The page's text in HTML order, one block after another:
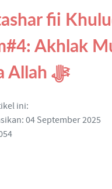
fii
Akhlak
kepada Allah ﷻ
ini:
04 September 2025